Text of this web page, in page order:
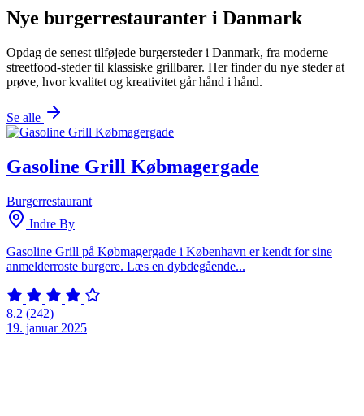
Nye burgerrestauranter i Danmark
Opdag de senest tilføjede burgersteder i Danmark, fra moderne
streetfood-steder til klassiske grillbarer. Her finder du nye steder at
prøve, hvor kvalitet og kreativitet går hånd i hånd.
Se alle
Gasoline Grill Købmagergade
Burgerrestaurant
Indre By
Gasoline Grill på Købmagergade i København er kendt for sine
anmelderroste burgere. Læs en dybdegående...
8.2 (242)
19. januar 2025